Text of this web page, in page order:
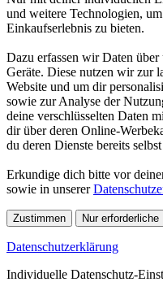
und weitere Technologien,
Einkaufserlebnis zu bieten.
Dazu erfassen wir Daten über
Geräte. Diese nutzen wir zur
Website und um dir
sowie zur Analyse der
deine verschlüsselten Daten
dir über deren Online-
du deren Dienste bereits
Erkundige dich bitte vor
sowie in unserer
Zustimmen Nur erforderliche
Datenschutzerklärung
Individuelle Datenschutz-